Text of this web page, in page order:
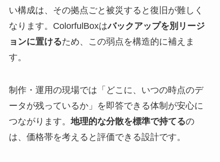
い構成は、その拠点ごと被災すると復旧が難しく
なります。ColorfulBoxはバックアップを別リージ
ョンに置けるため、この弱点を構造的に補えま
す。
制作・運用の現場では「どこに、いつの時点のデ
ータが残っているか」を即答できる体制が安心に
つながります。地理的な分散を標準で持てるの
は、価格帯を考えると評価できる設計です。